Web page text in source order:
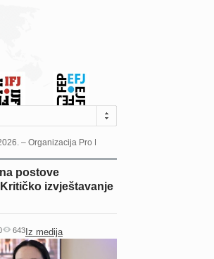
Dana Sarajeva dugogodišnjoj...
– Organizacija Pro Educa juče je uspješno
postove
izvještavanje
Iz medija
643